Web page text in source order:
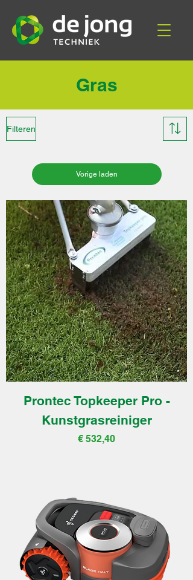
Gras
Filteren
Vorige laden
Prontec Topkeeper Pro -
Kunstgrasreiniger
Prijs
€ 532,40